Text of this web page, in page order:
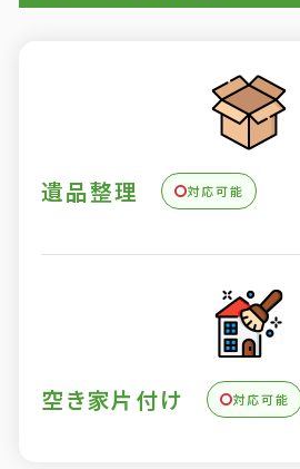
遺品整理 対応可能
空き家片付け 対応可能